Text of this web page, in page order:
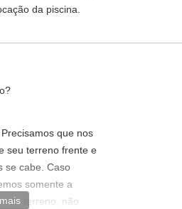
da piscina.
que nos
seu terreno frente e
se cabe. Caso
somente a
seu terreno, não